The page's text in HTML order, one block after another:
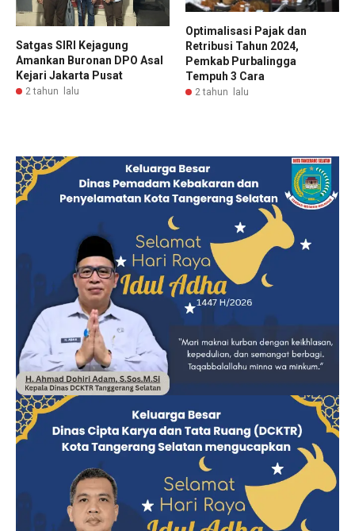
Satgas SIRI Kejagung
Amankan Buronan DPO Asal
Kejari Jakarta Pusat
2 tahun lalu
Optimalisasi Pajak dan
Retribusi Tahun 2024,
Pemkab Purbalingga
Tempuh 3 Cara
2 tahun lalu